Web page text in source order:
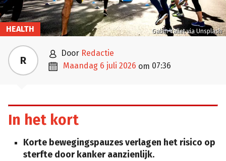
Gabin Vallet via Unsplash
HEALTH
R  door Redactie
 maandag 6 juli 2026 om 07:36
In het kort
Korte bewegingspauzes verlagen het risico op
sterfte door kanker aanzienlijk.